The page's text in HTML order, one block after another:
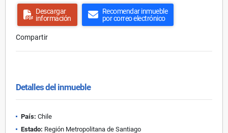
Descargar
información
Recomendar inmueble
por correo electrónico
Compartir
Detalles del inmueble
País: Chile
Estado: Región Metropolitana de Santiago